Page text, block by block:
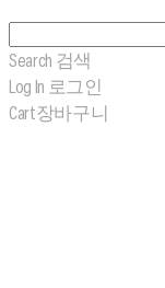
Search 검색
Log In 로그인
Cart장바구니